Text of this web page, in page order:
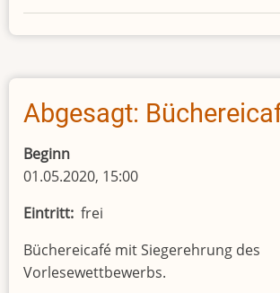
Erzählkunst
Abgesagt:
Beginn
01.05.2020, 15:00
Eintritt frei
Büchereicafé mit Siegerehrung des
Vorlesewettbewerbs.